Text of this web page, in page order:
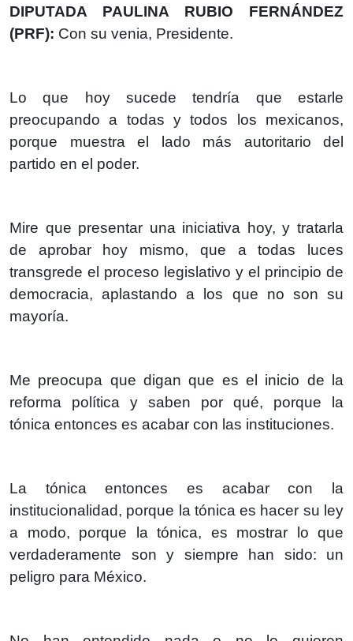
DIPUTADA PAULINA RUBIO FERNÁNDEZ
(PRF): Con su venia, Presidente.
Lo que hoy sucede tendría que estarle
preocupando a todas y todos los mexicanos,
porque muestra el lado más autoritario del
partido en el poder.
Mire que presentar una iniciativa hoy, y tratarla
de aprobar hoy mismo, que a todas luces
transgrede el proceso legislativo y el principio de
democracia, aplastando a los que no son su
mayoría.
Me preocupa que digan que es el inicio de la
reforma política y saben por qué, porque la
tónica entonces es acabar con las instituciones.
La tónica entonces es acabar con la
institucionalidad, porque la tónica es hacer su ley
a modo, porque la tónica, es mostrar lo que
verdaderamente son y siempre han sido: un
peligro para México.